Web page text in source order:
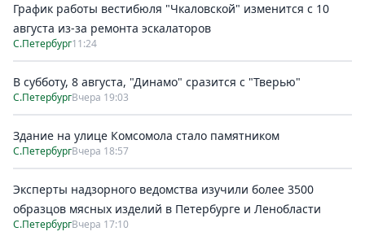
Театр
Кино
Афиша
Книги
Выставки
Пресс-
релизы
О
Metro
Стримы
График работы вестибюля "Чкаловской" изменится с 10
августа из-за ремонта эскалаторов
С.Петербург11:24
В субботу, 8 августа, "Динамо" сразится с "Тверью"
С.ПетербургВчера 19:03
Здание на улице Комсомола стало памятником
С.ПетербургВчера 18:57
Эксперты надзорного ведомства изучили более 3500
образцов мясных изделий в Петербурге и Ленобласти
С.ПетербургВчера 17:10